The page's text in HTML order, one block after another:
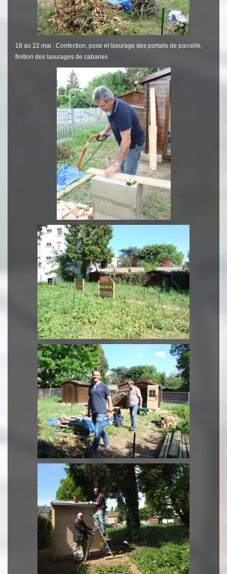
18 au 22 mai : Confection, pose et lasurage des portails de parcelle,
finition des lasurages de cabanes